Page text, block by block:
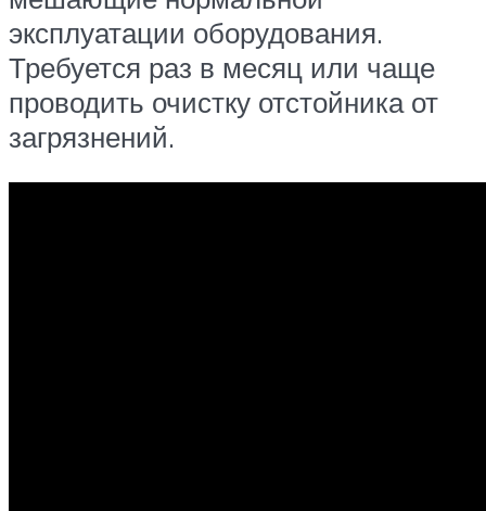
эксплуатации оборудования.
Требуется раз в месяц или чаще
проводить очистку отстойника от
загрязнений.